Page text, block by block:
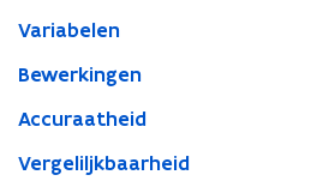
Variabelen
Bewerkingen
Accuraatheid
Vergeliljkbaarheid